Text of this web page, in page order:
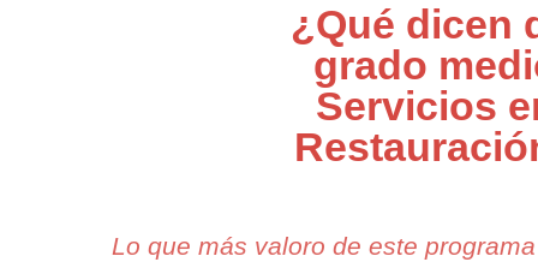
¿Qué dicen
grado
Servicios
Lo que más valoro de este